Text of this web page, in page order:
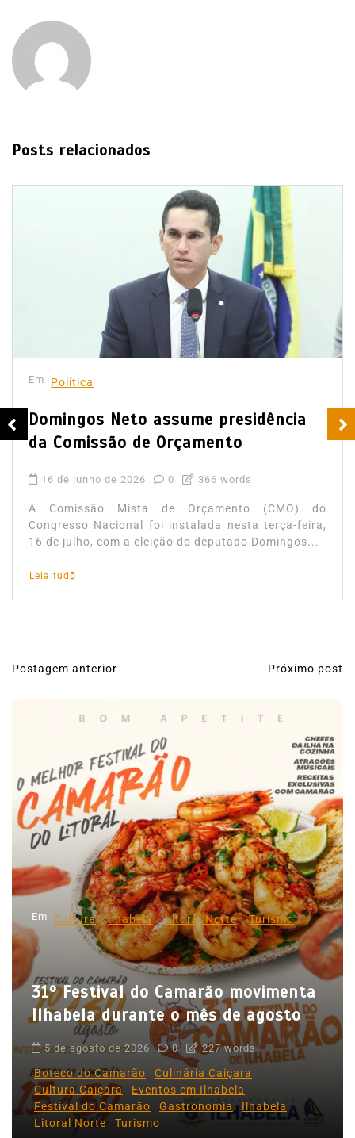
Posts relacionados
Em Política
Domingos Neto assume presidência
da Comissão de Orçamento
16 de junho de 2026 0 366 words
A Comissão Mista de Orçamento (CMO) do
Congresso Nacional foi instalada nesta terça‑feira,
16 de julho, com a eleição do deputado Domingos...
Leia tudo
N
g
a
ç
o
d
e
P
s
Postagem anterior Próximo post
Em Cultura Ilhabela Litoral Norte Turismo
31º Festival do Camarão movimenta
Ilhabela durante o mês de agosto
5 de agosto de 2026 0 227 words
Boteco do Camarão
Culinária Caiçara
Cultura Caiçara
Eventos em Ilhabela
Festival do Camarão
Gastronomia
Ilhabela
Litoral Norte
Turismo